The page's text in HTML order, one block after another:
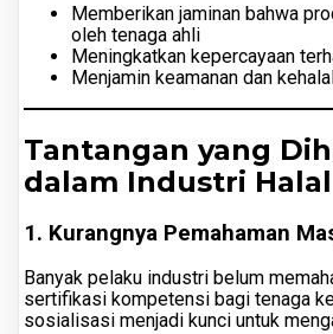
Memberikan jaminan bahwa
oleh tenaga ahli
Meningkatkan kepercayaan
Menjamin keamanan dan
Tantangan yang
dalam Industri Halal
1. Kurangnya Pemahaman
Banyak pelaku industri belum
sertifikasi kompetensi bagi tenaga
sosialisasi menjadi kunci untuk